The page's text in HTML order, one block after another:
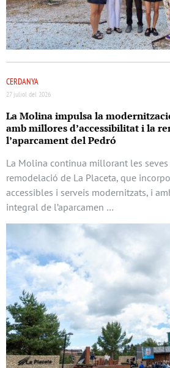
CERDANYA
27 juliol del 2026
La Molina impulsa la
amb millores d’accessibilitat i la
l’aparcament del Pedró
La Molina continua millorant les
remodelació de La Placeta, que
accessibles i serveis modernitzats, i
integral de l’aparcamen …